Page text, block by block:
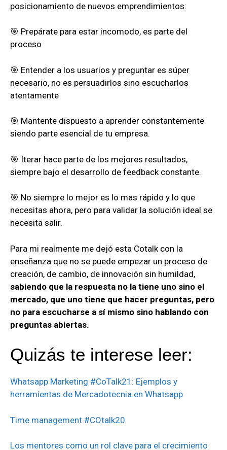
posicionamiento de nuevos emprendimientos:
🎯 Prepárate para estar incomodo, es parte del
proceso
🎯 Entender a los usuarios y preguntar es súper
necesario, no es persuadirlos sino escucharlos
atentamente
🎯 Mantente dispuesto a aprender constantemente
siendo parte esencial de tu empresa.
🎯 Iterar hace parte de los mejores resultados,
siempre bajo el desarrollo de feedback constante.
🎯 No siempre lo mejor es lo mas rápido y lo que
necesitas ahora, pero para validar la solución ideal se
necesita salir.
Para mi realmente me dejó esta Cotalk con la
enseñanza que no se puede empezar un proceso de
creación, de cambio, de innovación sin humildad,
sabiendo que la respuesta no la tiene uno sino el
mercado, que uno tiene que hacer preguntas, pero
no para escucharse a sí mismo sino hablando con
preguntas abiertas.
Quizás te interese leer:
Whatsapp Marketing #CoTalk21: Ejemplos y
herramientas de Mercadotecnia en Whatsapp
Time management #COtalk20
Los mentores como un rol clave para el crecimiento